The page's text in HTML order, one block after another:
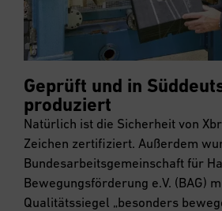
Geprüft und in
produziert
Natürlich ist die Sicherheit von
Zeichen zertifiziert. Außerdem
Bundesarbeitsgemeinschaft für
Bewegungsförderung e.V. (BAG)
Qualitätssiegel „besonders